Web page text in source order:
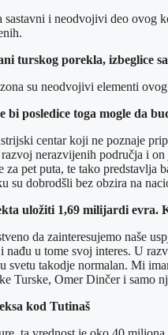
i neodvojivi deo
turskog porekla, izbeglice
su neodvojivi elementi
bi posledice toga mogle da
centar koji ne poznaje
nerazvijenih područja i
pet puta, te tako
su dobrodšli bez obzira na
uložiti 1,69 milijardi evra.
da zainteresujemo naše
u tome svoj interes. U
takodje normalan. Mi
Turske, Omer Dinčer i samo
kod Tutinaš